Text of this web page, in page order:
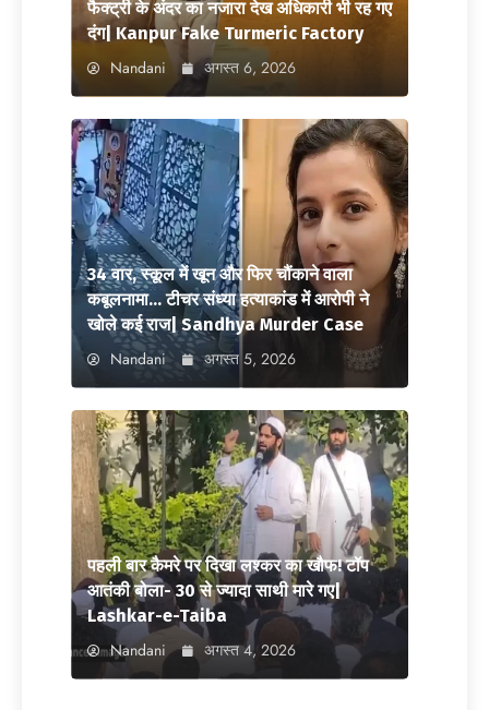
फैक्ट्री के अंदर का नजारा देख अधिकारी भी रह गए
दंग| Kanpur Fake Turmeric Factory
Nandani अगस्त 6, 2026
34 वार, स्कूल में खून और फिर चौंकाने वाला
कबूलनामा… टीचर संध्या हत्याकांड में आरोपी ने
खोले कई राज| Sandhya Murder Case
Nandani अगस्त 5, 2026
पहली बार कैमरे पर दिखा लश्कर का खौफ! टॉप
आतंकी बोला- 30 से ज्यादा साथी मारे गए|
Lashkar-e-Taiba
Nandani अगस्त 4, 2026